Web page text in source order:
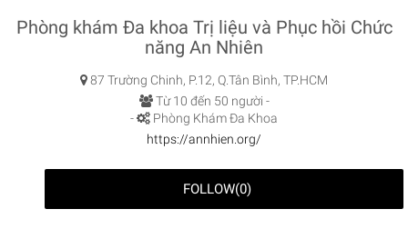
Phòng khám Đa khoa Trị liệu và Phục hồi Chức
năng An Nhiên
87 Trường Chinh, P.12, Q.Tân Bình, TP.HCM
Từ 10 đến 50 người -
-
Phòng Khám Đa Khoa
https://annhien.org/
FOLLOW(0)